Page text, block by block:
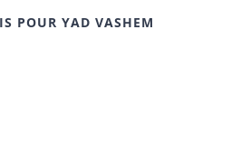
POUR YAD VASHEM